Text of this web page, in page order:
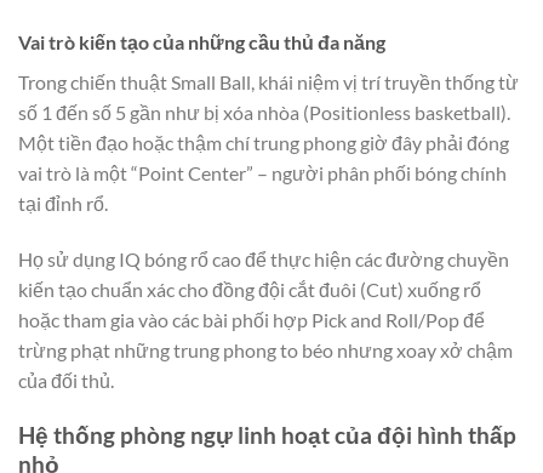
Vai trò kiến tạo của những cầu thủ đa năng
Trong chiến thuật Small Ball, khái niệm vị trí truyền thống từ
số 1 đến số 5 gần như bị xóa nhòa (Positionless basketball).
Một tiền đạo hoặc thậm chí trung phong giờ đây phải đóng
vai trò là một “Point Center” – người phân phối bóng chính
tại đỉnh rổ.
Họ sử dụng IQ bóng rổ cao để thực hiện các đường chuyền
kiến tạo chuẩn xác cho đồng đội cắt đuôi (Cut) xuống rổ
hoặc tham gia vào các bài phối hợp Pick and Roll/Pop để
trừng phạt những trung phong to béo nhưng xoay xở chậm
của đối thủ.
Hệ thống phòng ngự linh hoạt của đội hình thấp
nhỏ